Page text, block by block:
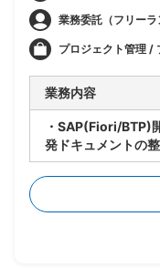
業務委託（フリーラ
プロジェクト管理 /
業務内容
・SAP(Fiori/BTP)
発ドキュメントの
・要件定義フェー
当
・設計・開発フェ
ア体制での開発管
・課題管理、進捗